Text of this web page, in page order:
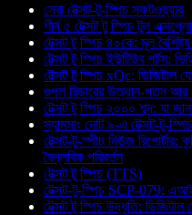
সেরা টেক্সট-টু-স্পিচ সফটওয়্যার
শীর্ষ ৫ টেক্সট টু স্পিচ টুল
টেক্সট টু স্পিচ ৪০কে: মূল
টেক্সট টু স্পিচ ইউটিউব শর্টস:
টেক্সট টু স্পিচ xQc: ডিজিটাল
গুগল রিডারের উত্থান-পতন আর
টেক্সট টু স্পিচ ২০০০ শব্দ: যা
স্যামসাং নোট ৯-এ টেক্সট-টু-
টেক্সট-টু-স্পীচ নিউজ রিপোর্টার:
বৈপ্লবিক পরিবর্তন
টেক্সট টু স্পিচ (TTS)
টেক্সট-টু-স্পিচ SCP-079: এআই
টেক্সট টু স্পিচ উদ্ধৃতি: